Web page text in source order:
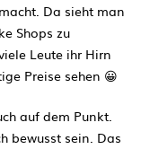
Da sieht man
Shops zu
Leute ihr Hirn
Preise sehen 😀
auf dem Punkt.
bewusst sein. Das